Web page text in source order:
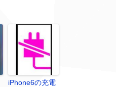
iPhone6の充電